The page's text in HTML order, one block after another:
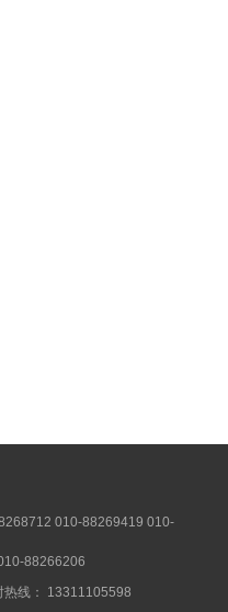
010-88269419 010-
88266206
热线： 13311105598